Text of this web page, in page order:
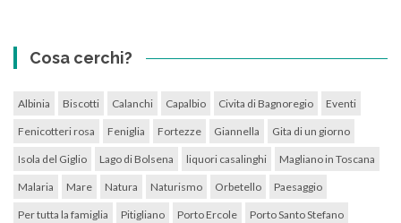
Cosa cerchi?
Albinia Biscotti Calanchi Capalbio Civita di Bagnoregio Eventi
Fenicotteri rosa Feniglia Fortezze Giannella Gita di un giorno
Isola del Giglio Lago di Bolsena liquori casalinghi Magliano in Toscana
Malaria Mare Natura Naturismo Orbetello Paesaggio
Per tutta la famiglia Pitigliano Porto Ercole Porto Santo Stefano